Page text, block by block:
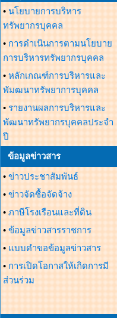
• นโยบายการบริหาร
ทรัพยากรบุคคล
• การดำเนินการตามนโยบาย
การบริหารทรัพยากรบุคคล
• หลักเกณฑ์การบริหารและ
พัมฒนาทรัพยาการบุคคล
• รายงานผลการบริหารและ
พัฒนาทรัพยากรบุคคลประจำ
ปี
ข้อมูลข่าวสาร
• ข่าวประชาสัมพันธ์
• ข่าวจัดซื้อจัดจ้าง
• ภาษีโรงเรือนและที่ดิน
• ข้อมูลข่าวสารราชการ
• แบบคำขอข้อมูลข่าวสาร
• การเปิดโอกาสให้เกิดการมี
ส่วนร่วม